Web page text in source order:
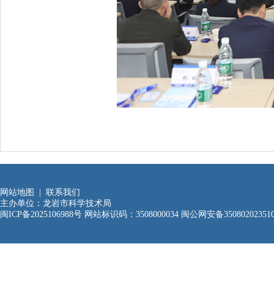
网站地图
联系我们
主办单位：龙岩市科学技术局
闽ICP备2025106988号 网站标识码：3508000034 闽公网安备